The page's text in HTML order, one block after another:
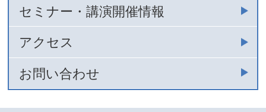
セミナー・講演開催情報
アクセス
お問い合わせ